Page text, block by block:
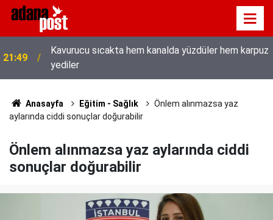
21:31
İletişim Başkanı Duran’ın “Dijital Egemenlik
Ekseninde 2. İletişim Şûrası ve Türkiye’nin Yeni
İletişim Vizyonu” başlıklı makales
Anasayfa Eğitim - Sağlık
Önlem alınmazsa yaz
aylarında ciddi sonuçlar doğurabilir
Önlem alınmazsa yaz aylarında ciddi
sonuçlar doğurabilir